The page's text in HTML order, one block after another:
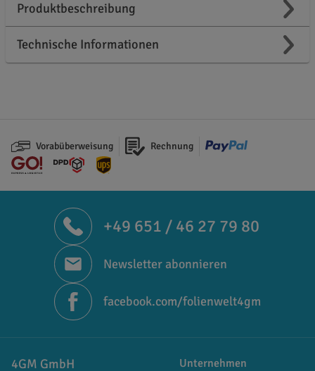
Produktbeschreibung
Technische Informationen
Vorabüberweisung Rechnung
+49 651 / 46 27 79 80
Newsletter abonnieren
facebook.com/folienwelt4gm
4GM GmbH Unternehmen